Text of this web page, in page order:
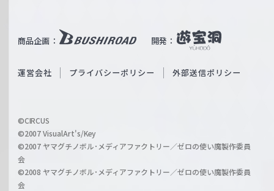
ß
c
a
r
z
商品企画： 開発：
b
O
i
l
運営会社 プライバシーポリシー 外部送信ポリシー
©CIRCUS
©2007 VisualArt's/Key
©2007 ヤマグチノボル･メディアファクトリー／ゼロの使い魔製作委員
会
©2008 ヤマグチノボル･メディアファクトリー／ゼロの使い魔製作委員
会